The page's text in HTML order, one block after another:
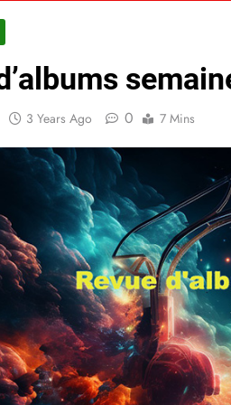
3 Years Ago 0 7 Mins